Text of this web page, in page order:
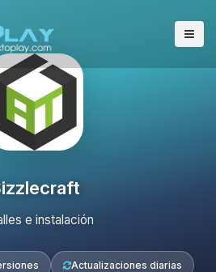
e instalación
Actualizaciones diarias